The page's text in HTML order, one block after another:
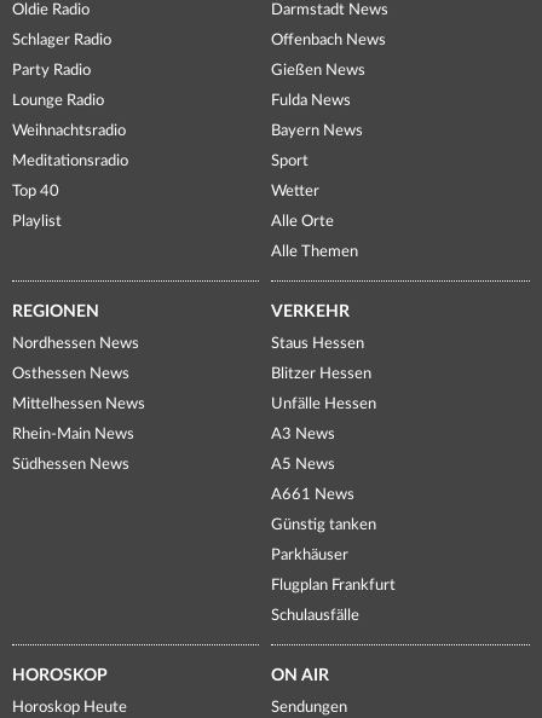
Oldie Radio
Schlager Radio
Party Radio
Lounge Radio
Weihnachtsradio
Meditationsradio
Top 40
Playlist
Darmstadt News
Offenbach News
Gießen News
Fulda News
Bayern News
Sport
Wetter
Alle Orte
Alle Themen
REGIONEN
Nordhessen News
Osthessen News
Mittelhessen News
Rhein-Main News
Südhessen News
VERKEHR
Staus Hessen
Blitzer Hessen
Unfälle Hessen
A3 News
A5 News
A661 News
Günstig tanken
Parkhäuser
Flugplan Frankfurt
Schulausfälle
HOROSKOP
Horoskop Heute
ON AIR
Sendungen